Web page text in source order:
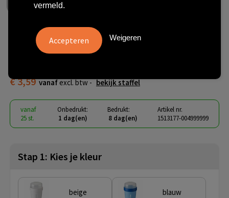
Day to Day Muesli Jug 400 ml
€ 3,59 vanafexcl. btw - bekijk staffel
vanaf
25 st.
Onbedrukt:
1 dag(en)
Bedrukt:
8 dag(en)
Artikel nr.
1513177-004999999
Stap 1: Kies je kleur
beige blauw
vermeld.
Weigeren